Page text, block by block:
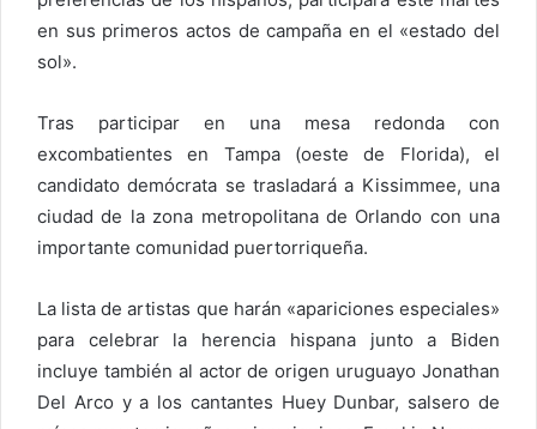
en sus primeros actos de campaña en el «estado del
sol».
Tras participar en una mesa redonda con
excombatientes en Tampa (oeste de Florida), el
candidato demócrata se trasladará a Kissimmee, una
ciudad de la zona metropolitana de Orlando con una
importante comunidad puertorriqueña.
La lista de artistas que harán «apariciones especiales»
para celebrar la herencia hispana junto a Biden
incluye también al actor de origen uruguayo Jonathan
Del Arco y a los cantantes Huey Dunbar, salsero de